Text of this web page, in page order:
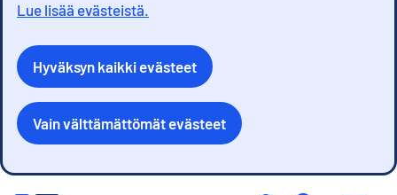
Lue lisää evästeistä.
Hyväksyn kaikki evästeet
Vain välttämättömät evästeet